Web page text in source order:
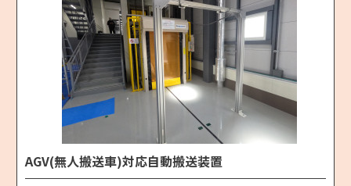
AGV(無人搬送車)対応自動搬送装置